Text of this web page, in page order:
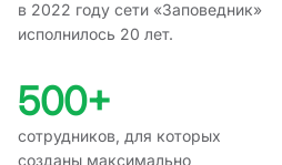
в 2022 году сети «Заповедник»
исполнилось 20 лет.
500+
сотрудников, для которых
созданы максимально